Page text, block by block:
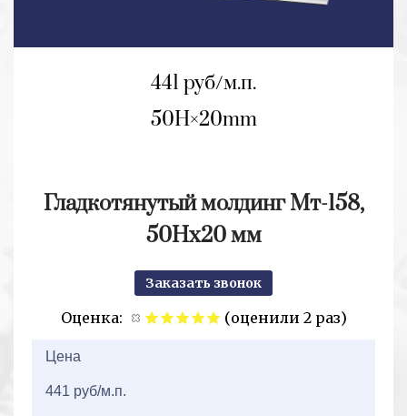
441 руб/м.п.
50H 20mm
Гладкотянутый молдинг Мт-158,
50Hx20 мм
Заказать звонок
Оценка:
(оценили 2 раз)
Цена
441 руб/м.п.